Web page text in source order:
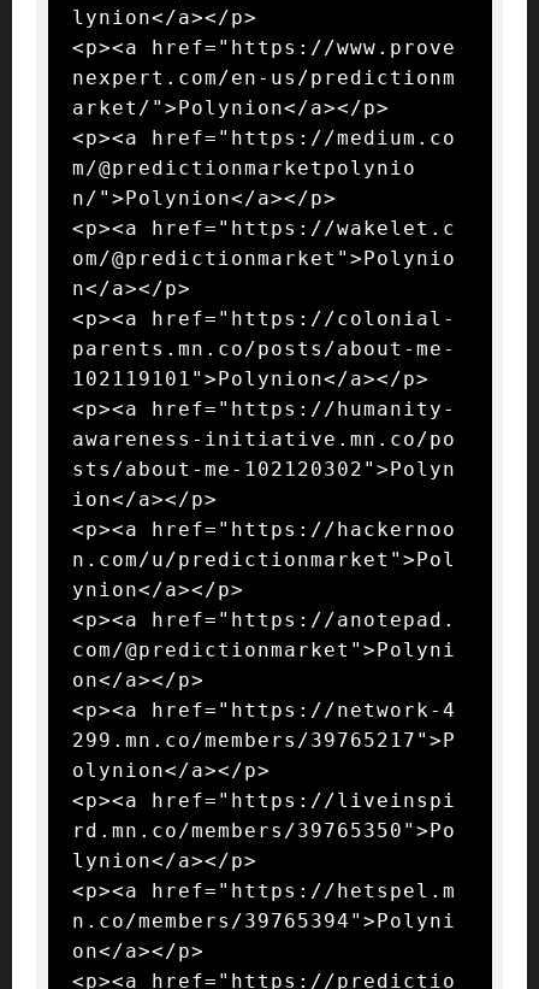
lynion</a></p>
<p><a href="https://www.prove
nexpert.com/en-us/predictionm
arket/">Polynion</a></p>
<p><a href="https://medium.co
m/@predictionmarketpolynio
n/">Polynion</a></p>
<p><a href="https://wakelet.c
om/@predictionmarket">Polynio
n</a></p>
<p><a href="https://colonial-
parents.mn.co/posts/about-me-
102119101">Polynion</a></p>
<p><a href="https://humanity-
awareness-initiative.mn.co/po
sts/about-me-102120302">Polyn
ion</a></p>
<p><a href="https://hackernoo
n.com/u/predictionmarket">Pol
ynion</a></p>
<p><a href="https://anotepad.
com/@predictionmarket">Polyni
on</a></p>
<p><a href="https://network-4
299.mn.co/members/39765217">P
olynion</a></p>
<p><a href="https://liveinspi
rd.mn.co/members/39765350">Po
lynion</a></p>
<p><a href="https://hetspel.m
n.co/members/39765394">Polyni
on</a></p>
<p><a href="https://predictio